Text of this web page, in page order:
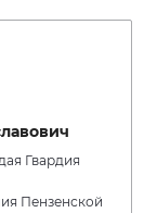
Гвардия
Пензенской